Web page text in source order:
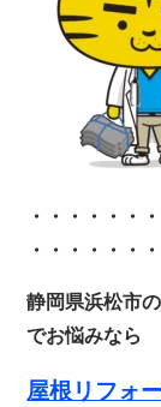
・・・・・・
・・・・・・
静岡県浜松市
でお悩みなら
屋根リフォ